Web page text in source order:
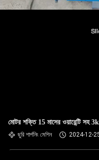
মোটর শক্তি 15 মাসের ওয়ারেন্টি সহ
ছুরি শার্পনিং মেশিন 2024-12-